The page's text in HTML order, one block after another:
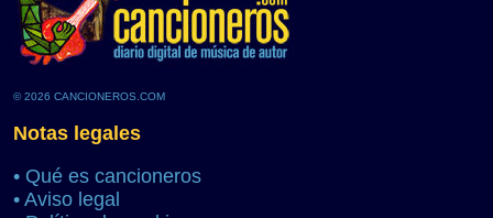
© 2026 CANCIONEROS.COM
Notas legales
• Qué es cancioneros
• Aviso legal